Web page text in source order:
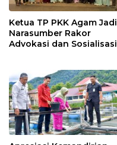
Ketua TP PKK Agam Jadi
Narasumber Rakor
Advokasi dan Sosialisasi